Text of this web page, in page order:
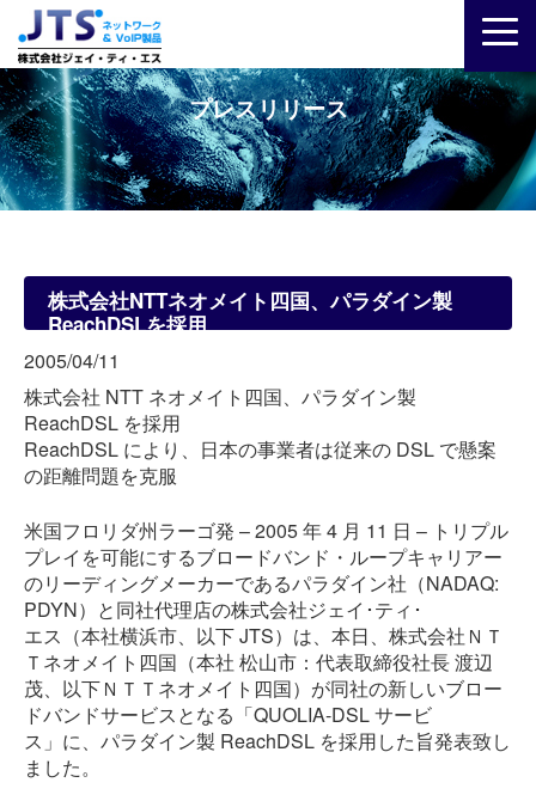
プレスリリース
株式会社NTTネオメイト四国、パラダイン製
ReachDSLを採用
2005/04/11
株式会社 NTT ネオメイト四国、パラダイン製
ReachDSL を採用
ReachDSL により、日本の事業者は従来の DSL で懸案
の距離問題を克服
米国フロリダ州ラーゴ発 – 2005 年 4 月 11 日 – トリプル
プレイを可能にするブロードバンド・ループキャリアー
のリーディングメーカーであるパラダイン社（NADAQ:
PDYN）と同社代理店の株式会社ジェイ･ティ･
エス（本社横浜市、以下 JTS）は、本日、株式会社ＮＴ
Ｔネオメイト四国（本社 松山市：代表取締役社長 渡辺
茂、以下ＮＴＴネオメイト四国）が同社の新しいブロー
ドバンドサービスとなる「QUOLIA-DSL サービ
ス」に、パラダイン製 ReachDSL を採用した旨発表致し
ました。